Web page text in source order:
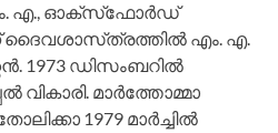
എ., ഓക്‌സ്‌ഫോര്‍ഡ്‌
ദൈവശാസ്‌ത്രത്തില്‍ എം. എ.
1973 ഡിസംബറില്‍
വികാരി. മാര്‍ത്തോമ്മാ
1979 മാര്‍ച്ചില്‍